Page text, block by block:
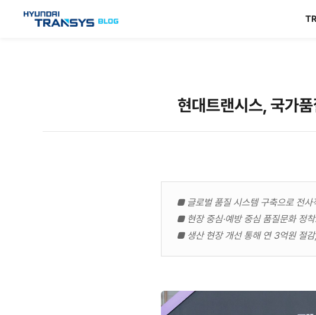
현대트랜시스, 국가
■ 글로벌 품질 시스템 구축으로 전사
■ 현장 중심·예방 중심 품질문화 정
■ 생산 현장 개선 통해 연 3억원 절